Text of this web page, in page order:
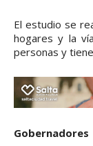
El estudio se
hogares y la
personas y
Gobernadores